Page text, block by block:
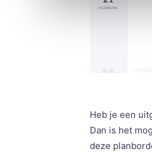
Heb je een
Dan is het
deze